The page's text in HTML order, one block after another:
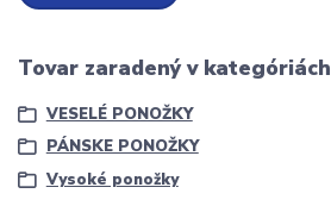
Tovar zaradený v kategóriách
VESELÉ PONOŽKY
PÁNSKE PONOŽKY
Vysoké ponožky